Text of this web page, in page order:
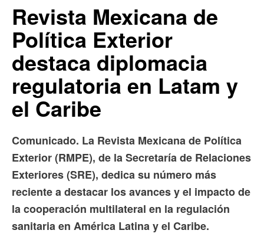
Revista Mexicana de
Política Exterior
destaca diplomacia
regulatoria en Latam y
el Caribe
Comunicado. La Revista Mexicana de Política
Exterior (RMPE), de la Secretaría de Relaciones
Exteriores (SRE), dedica su número más
reciente a destacar los avances y el impacto de
la cooperación multilateral en la regulación
sanitaria en América Latina y el Caribe.